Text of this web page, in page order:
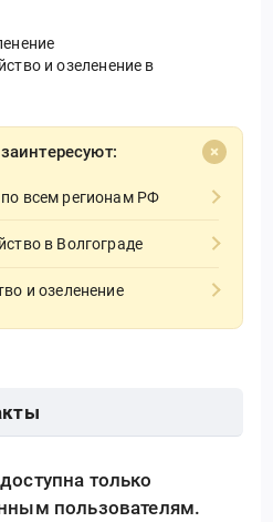
и озеленение в
всем регионам РФ
в Волгограде
и озеленение
только
пользователям.